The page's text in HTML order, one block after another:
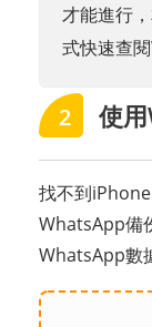
才能進行
式快速查
2 使
找不到
WhatsApp備
WhatsApp數